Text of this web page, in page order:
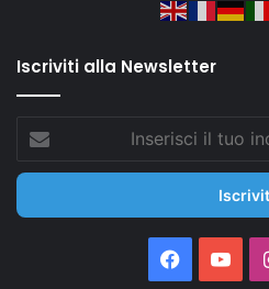
Iscriviti alla Newsletter
tuo
mail
You